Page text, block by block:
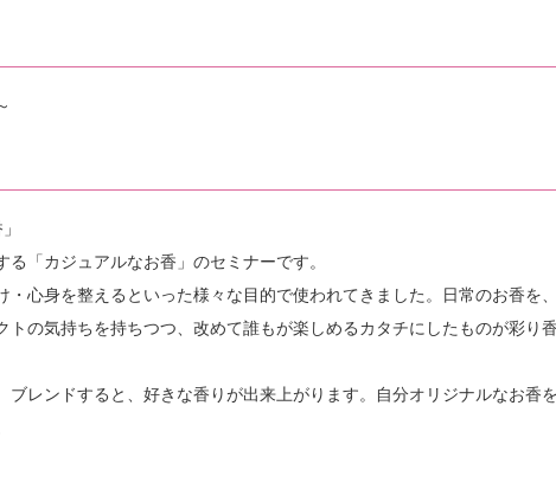
「カジュアルなお香」のセミナーです。
・心身を整えるといった様々な目的で使われてきました。日常のお香を
トの気持ちを持ちつつ、改めて誰もが楽しめるカタチにしたものが彩り
ブレンドすると、好きな香りが出来上がります。自分オリジナルなお香